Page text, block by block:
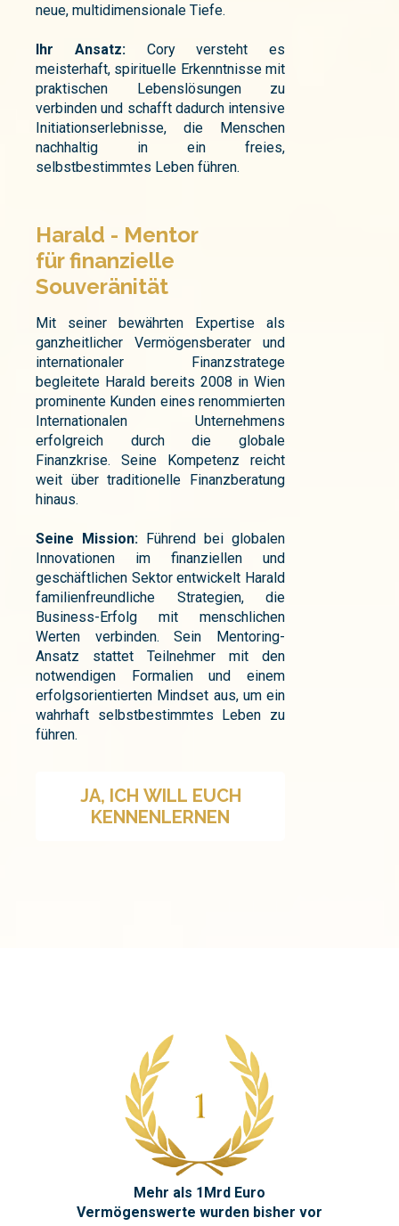
neue, multidimensionale Tiefe.
Ihr Ansatz:Cory versteht es
meisterhaft, spirituelle Erkenntnisse mit
praktischen Lebenslösungen zu
verbinden und schafft dadurch intensive
Initiationserlebnisse, die Menschen
nachhaltig in ein freies,
selbstbestimmtes Leben führen.
Harald - Mentor
für finanzielle
Souveränität
Mit seiner bewährten Expertise als
ganzheitlicher Vermögensberater und
internationaler Finanzstratege
begleitete Harald bereits 2008 in Wien
prominente Kunden eines renommierten
Internationalen Unternehmens
erfolgreich durch die globale
Finanzkrise. Seine Kompetenz reicht
weit über traditionelle Finanzberatung
hinaus.
Seine Mission: Führend bei globalen
Innovationen im finanziellen und
geschäftlichen Sektor entwickelt Harald
familienfreundliche Strategien, die
Business-Erfolg mit menschlichen
Werten verbinden. Sein Mentoring-
Ansatz stattet Teilnehmer mit den
notwendigen Formalien und einem
erfolgsorientierten Mindset aus, um ein
wahrhaft selbstbestimmtes Leben zu
führen.
JA, ICH WILL EUCH
KENNENLERNEN
Mehr als 1Mrd Euro
Vermögenswerte wurden bisher vor